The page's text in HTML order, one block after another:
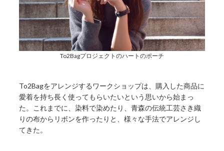
To2Bagプロジェクトのハートのポーチ
To2Bagをアレンジするワークショップは、購入した商品に
愛着を持ち長く使ってもらいたいという思いから始まっ
た。これまでに、染料で染めたり、青森の伝統工芸さき織
りの布からリボンを作ったりと、様々な手法でアレンジし
てきた。